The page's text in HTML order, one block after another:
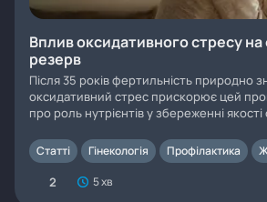
Вплив оксидативного стресу на
резерв
Після 35 років фертильність природно
оксидативний стрес прискорює цей
про роль нутрієнтів у збереженні якості
Статті Гінекологія Профілактика
2 5 хв